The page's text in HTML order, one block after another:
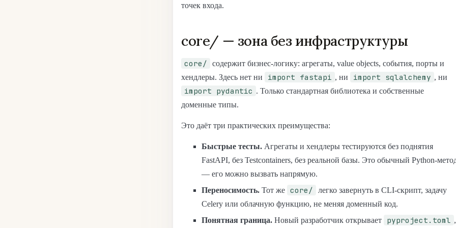
точек входа.
core/ — зона без инфраструктуры
core/
содержит бизнес-логику: агрегаты, value objects, события, порты и
хендлеры. Здесь нет ни
import fastapi , ни import sqlalchemy , ни
import pydantic . Только стандартная библиотека и собственные
доменные типы.
Это даёт три практических преимущества:
Быстрые тесты. Агрегаты и хендлеры тестируются без поднятия
FastAPI, без Testcontainers, без реальной базы. Это обычный Python-
— его можно вызвать напрямую.
Переносимость. Тот же core/
легко завернуть в CLI-скрипт, задачу
Celery или облачную функцию, не меняя доменный код.
Понятная граница. Новый разработчик открывает pyproject.toml ,